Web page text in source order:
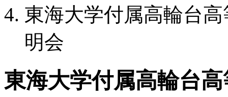
東海大学付属高輪台
明会
東海大学付属高輪台